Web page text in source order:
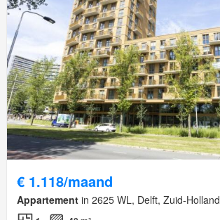
€ 1.118/maand
Appartement in 2625 WL, Delft, Zuid-Holland